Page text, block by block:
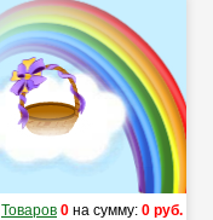
Товаров 0 на сумму: 0 руб.